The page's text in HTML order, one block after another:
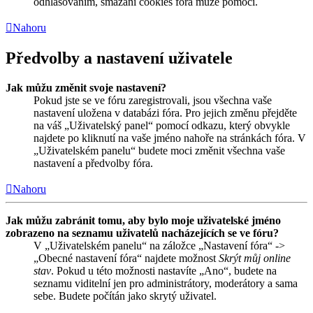
Nahoru
Předvolby a nastavení uživatele
Jak můžu změnit svoje nastavení?
Pokud jste se ve fóru zaregistrovali, jsou všechna vaše
nastavení uložena v databázi fóra. Pro jejich změnu přejděte
na váš „Uživatelský panel“ pomocí odkazu, který obvykle
najdete po kliknutí na vaše jméno nahoře na stránkách fóra. V
„Uživatelském panelu“ budete moci změnit všechna vaše
nastavení a předvolby fóra.
Nahoru
Jak můžu zabránit tomu, aby bylo moje uživatelské jméno
zobrazeno na seznamu uživatelů nacházejících se ve fóru?
V „Uživatelském panelu“ na záložce „Nastavení fóra“ ->
„Obecné nastavení fóra“ najdete možnost Skrýt můj online
stav. Pokud u této možnosti nastavíte „Ano“, budete na
seznamu viditelní jen pro administrátory, moderátory a sama
sebe. Budete počítán jako skrytý uživatel.